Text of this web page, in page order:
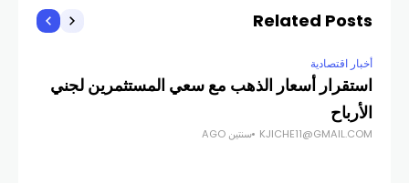
Related Posts
أخبار اقتصادية
استقرار أسعار الذهب مع سعي المستثمرين لجني
الأرباح
KJICHE11@GMAIL.COM سنتين AGO